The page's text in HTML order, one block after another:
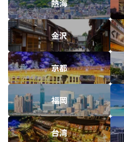
熱海
金沢
京都
福岡
台湾